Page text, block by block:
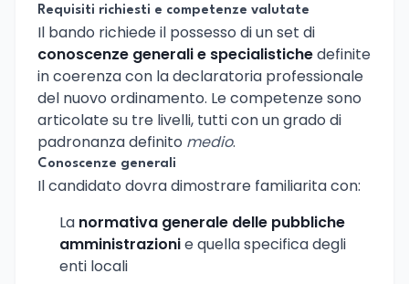
Requisiti richiesti e competenze valutate
Il bando richiede il possesso di un set di
conoscenze generali e specialistichedefinite
in coerenza con la declaratoria professionale
del nuovo ordinamento. Le competenze sono
articolate su tre livelli, tutti con un grado di
padronanza definito medio.
Conoscenze generali
Il candidato dovra dimostrare familiarita con:
La normativa generale delle pubbliche
amministrazionie quella specifica degli
enti locali